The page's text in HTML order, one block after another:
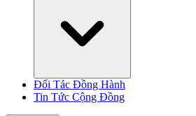
Đối Tác Đồng Hành
Tin Tức Cộng Đồng